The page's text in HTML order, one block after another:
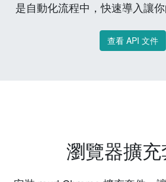
是自動化流程中，快速導入讓你
查看 API 文件
瀏覽器擴